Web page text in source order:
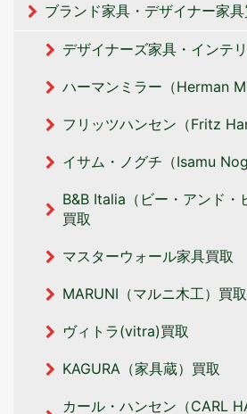
ブランド家具・デザイナー家具
デザイナーズ家具・インテ
ハーマンミラー（Herman
フリッツハンセン（Fritz
イサム・ノグチ（Isamu
B&B Italia（ビー・アンド・
買取
マスターウォール家具買取
MARUNI（マルニ木工）買取
ヴィトラ(vitra)買取
KAGURA（家具蔵）買取
カール・ハンセン（CARL